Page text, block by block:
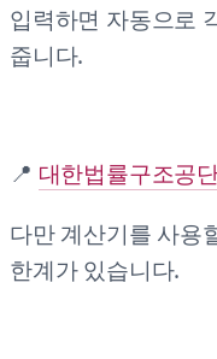
입력하면 자동으로
줍니다.
📍 대한법률구조공
다만 계산기를 사용
한계가 있습니다.